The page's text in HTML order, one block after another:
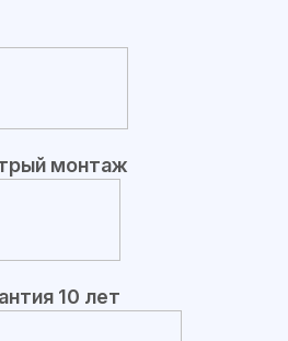
монтаж
10 лет